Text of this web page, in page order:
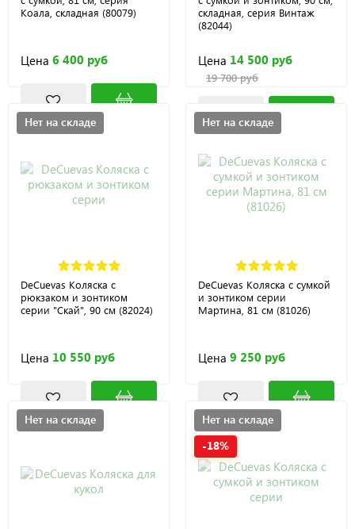
Коала, складная (80079)
Цена 6 400 руб
складная, серия Винтаж
(82044)
Цена 14 500 руб
19 700 руб
Нет на складе
DeCuevas Коляска с
рюкзаком и зонтиком
серии "Скай", 90 см (82024)
Цена 10 550 руб
Нет на складе
DeCuevas Коляска с сумкой
и зонтиком серии
Мартина, 81 см (81026)
Цена 9 250 руб
Нет на складе
Нет на складе
-18%